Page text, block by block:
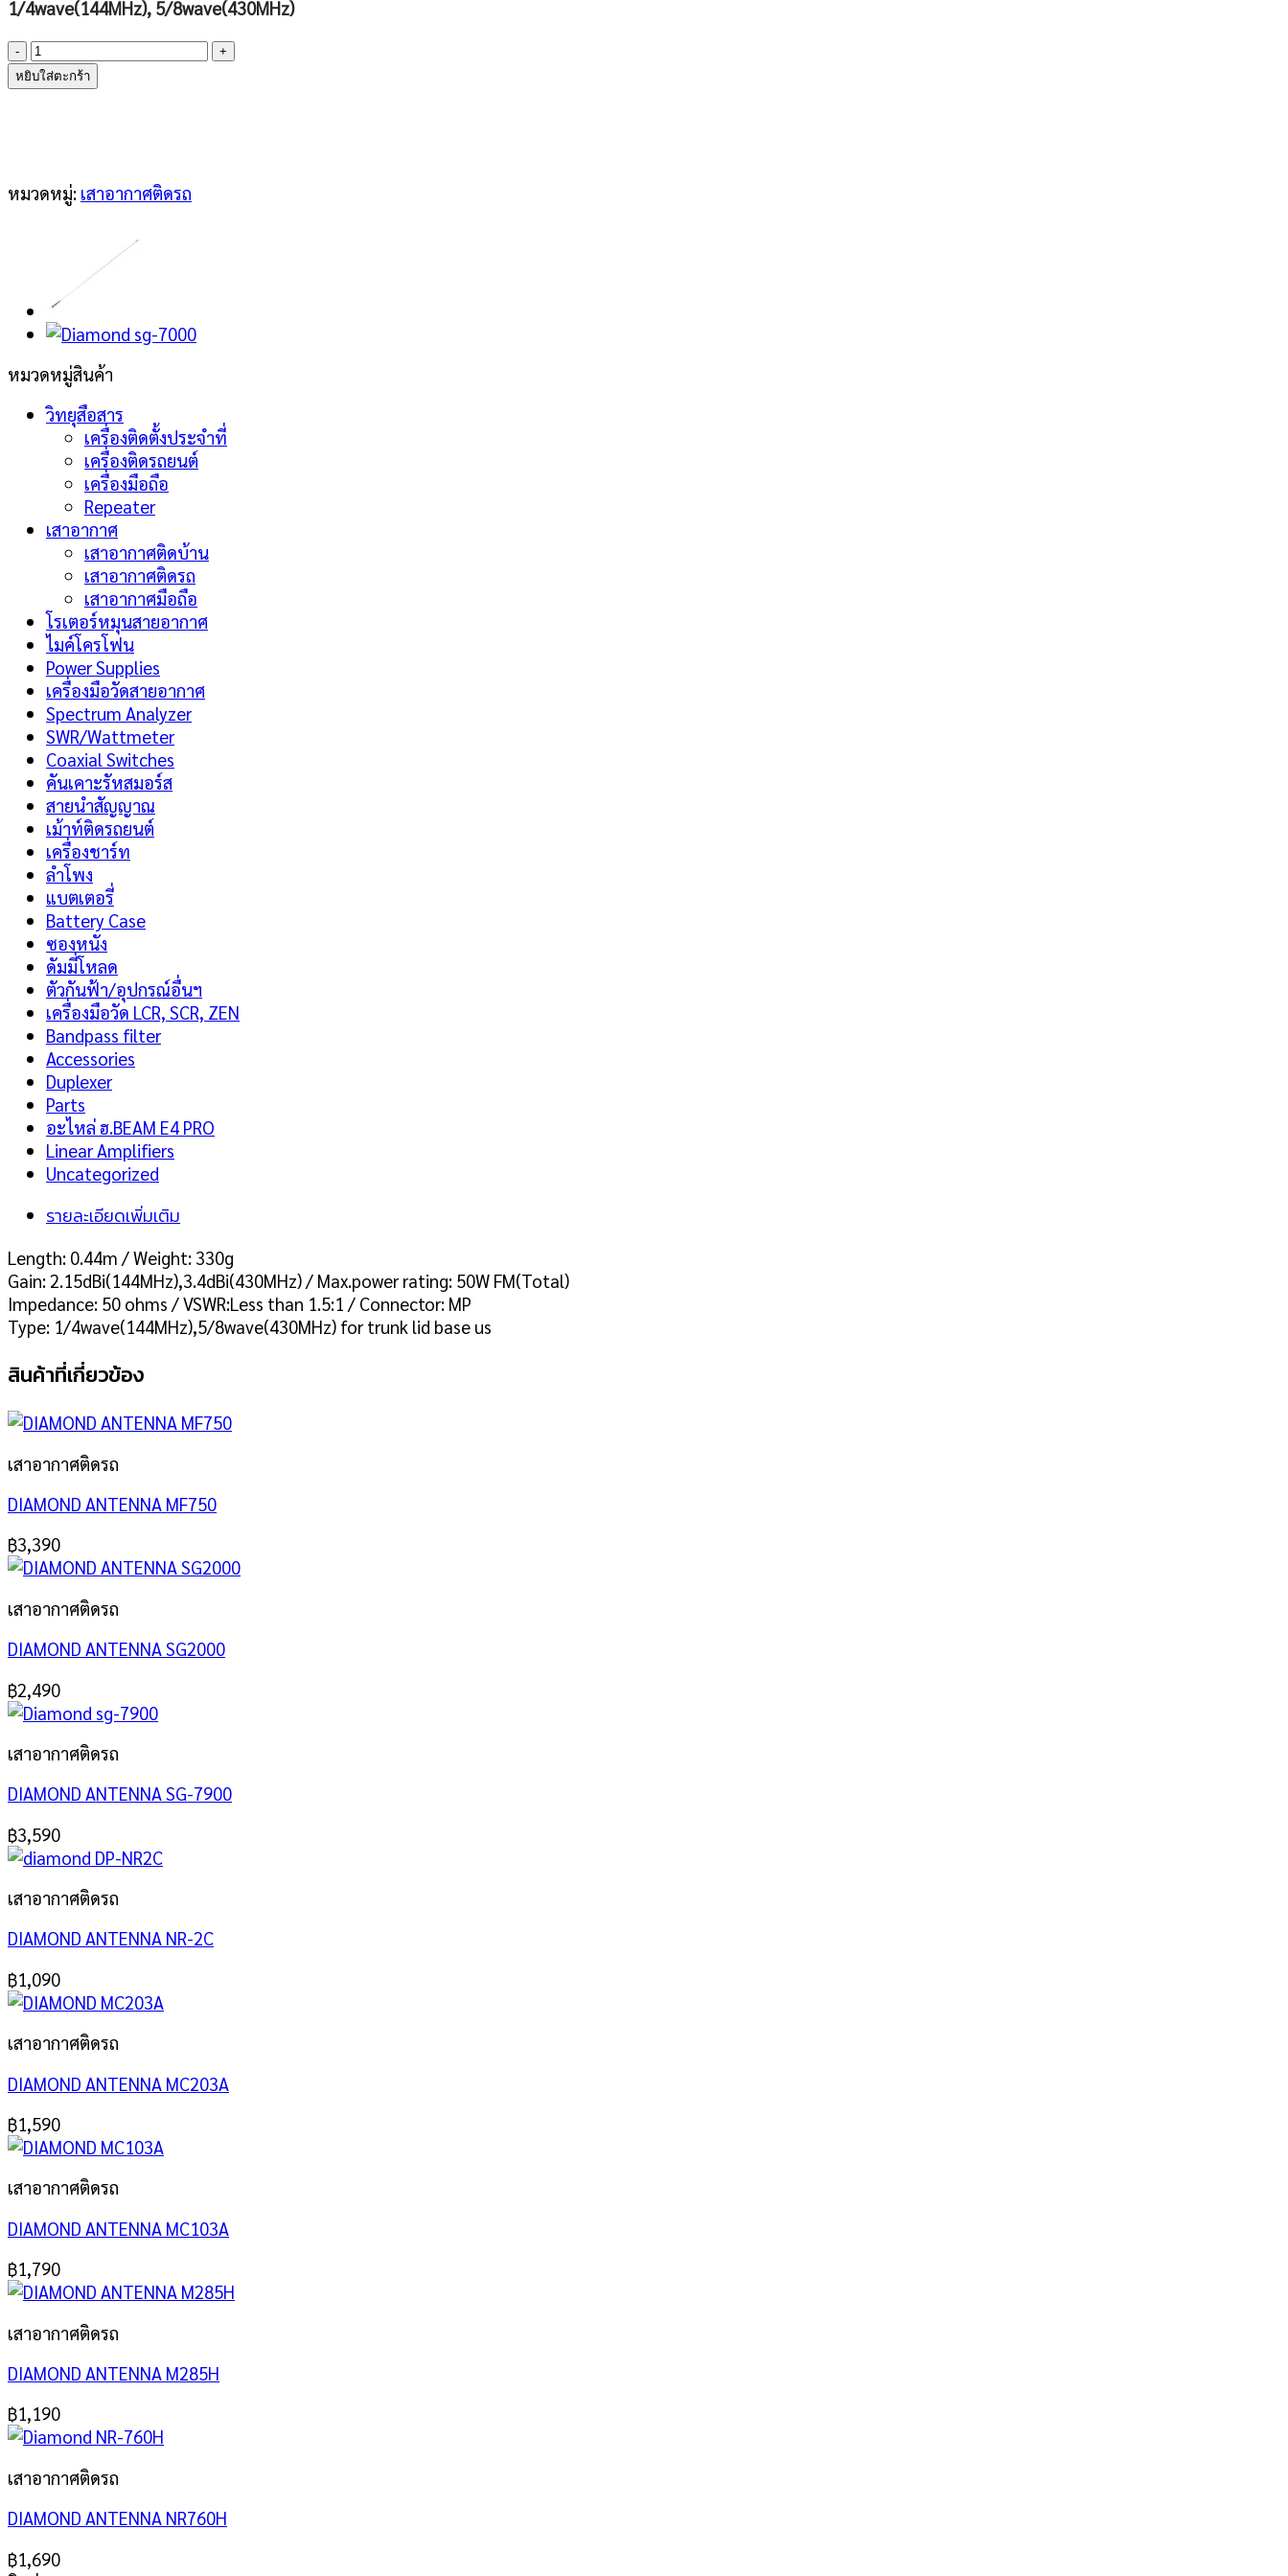
1/4wave(144MHz), 5/8wave(430MHz)
จำนวน
DIAMOND
ANTENNA
หยิบใส่ตะกร้า
หมวดหมู่: เสาอากาศติดรถ
หมวดหมู่สินค้า
วิทยุสือสาร
เครื่องติดตั้งประจำที่
เครื่องติดรถยนต์
เครื่องมือถือ
Repeater
เสาอากาศ
เสาอากาศติดบ้าน
เสาอากาศติดรถ
เสาอากาศมือถือ
โรเตอร์หมุนสายอากาศ
ไมค์โครโฟน
Power Supplies
เครื่องมือวัดสายอากาศ
Spectrum Analyzer
SWR/Wattmeter
Coaxial Switches
คันเคาะรัหสมอร์ส
สายนำสัญญาณ
เม้าท์ติดรถยนต์
เครื่องชาร์ท
ลำโพง
แบตเตอรี่
Battery Case
ซองหนัง
ดัมมี่โหลด
ตัวกันฟ้า/อุปกรณ์อื่นฯ
เครื่องมือวัด LCR, SCR, ZEN
Bandpass filter
Accessories
Duplexer
Parts
อะไหล่ ฮ.BEAM E4 PRO
Linear Amplifiers
Uncategorized
รายละเอียดเพิ่มเติม
Length: 0.44m / Weight: 330g
Gain: 2.15dBi(144MHz),3.4dBi(430MHz) / Max.power rating: 50W FM(Total)
Impedance: 50 ohms / VSWR:Less than 1.5:1 / Connector: MP
Type: 1/4wave(144MHz),5/8wave(430MHz) for trunk lid base us
สินค้าที่เกี่ยวข้อง
เสาอากาศติดรถ
DIAMOND ANTENNA MF750
฿3,390
เสาอากาศติดรถ
DIAMOND ANTENNA SG2000
฿2,490
เสาอากาศติดรถ
DIAMOND ANTENNA SG-7900
฿3,590
เสาอากาศติดรถ
DIAMOND ANTENNA NR-2C
฿1,090
เสาอากาศติดรถ
DIAMOND ANTENNA MC203A
฿1,590
เสาอากาศติดรถ
DIAMOND ANTENNA MC103A
฿1,790
เสาอากาศติดรถ
DIAMOND ANTENNA M285H
฿1,190
เสาอากาศติดรถ
DIAMOND ANTENNA NR760H
฿1,690